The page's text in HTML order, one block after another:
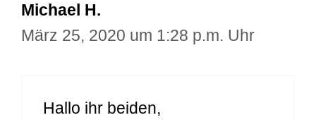
Michael H.
März 25, 2020 um 1:28 p.m. Uhr
Hallo ihr beiden,